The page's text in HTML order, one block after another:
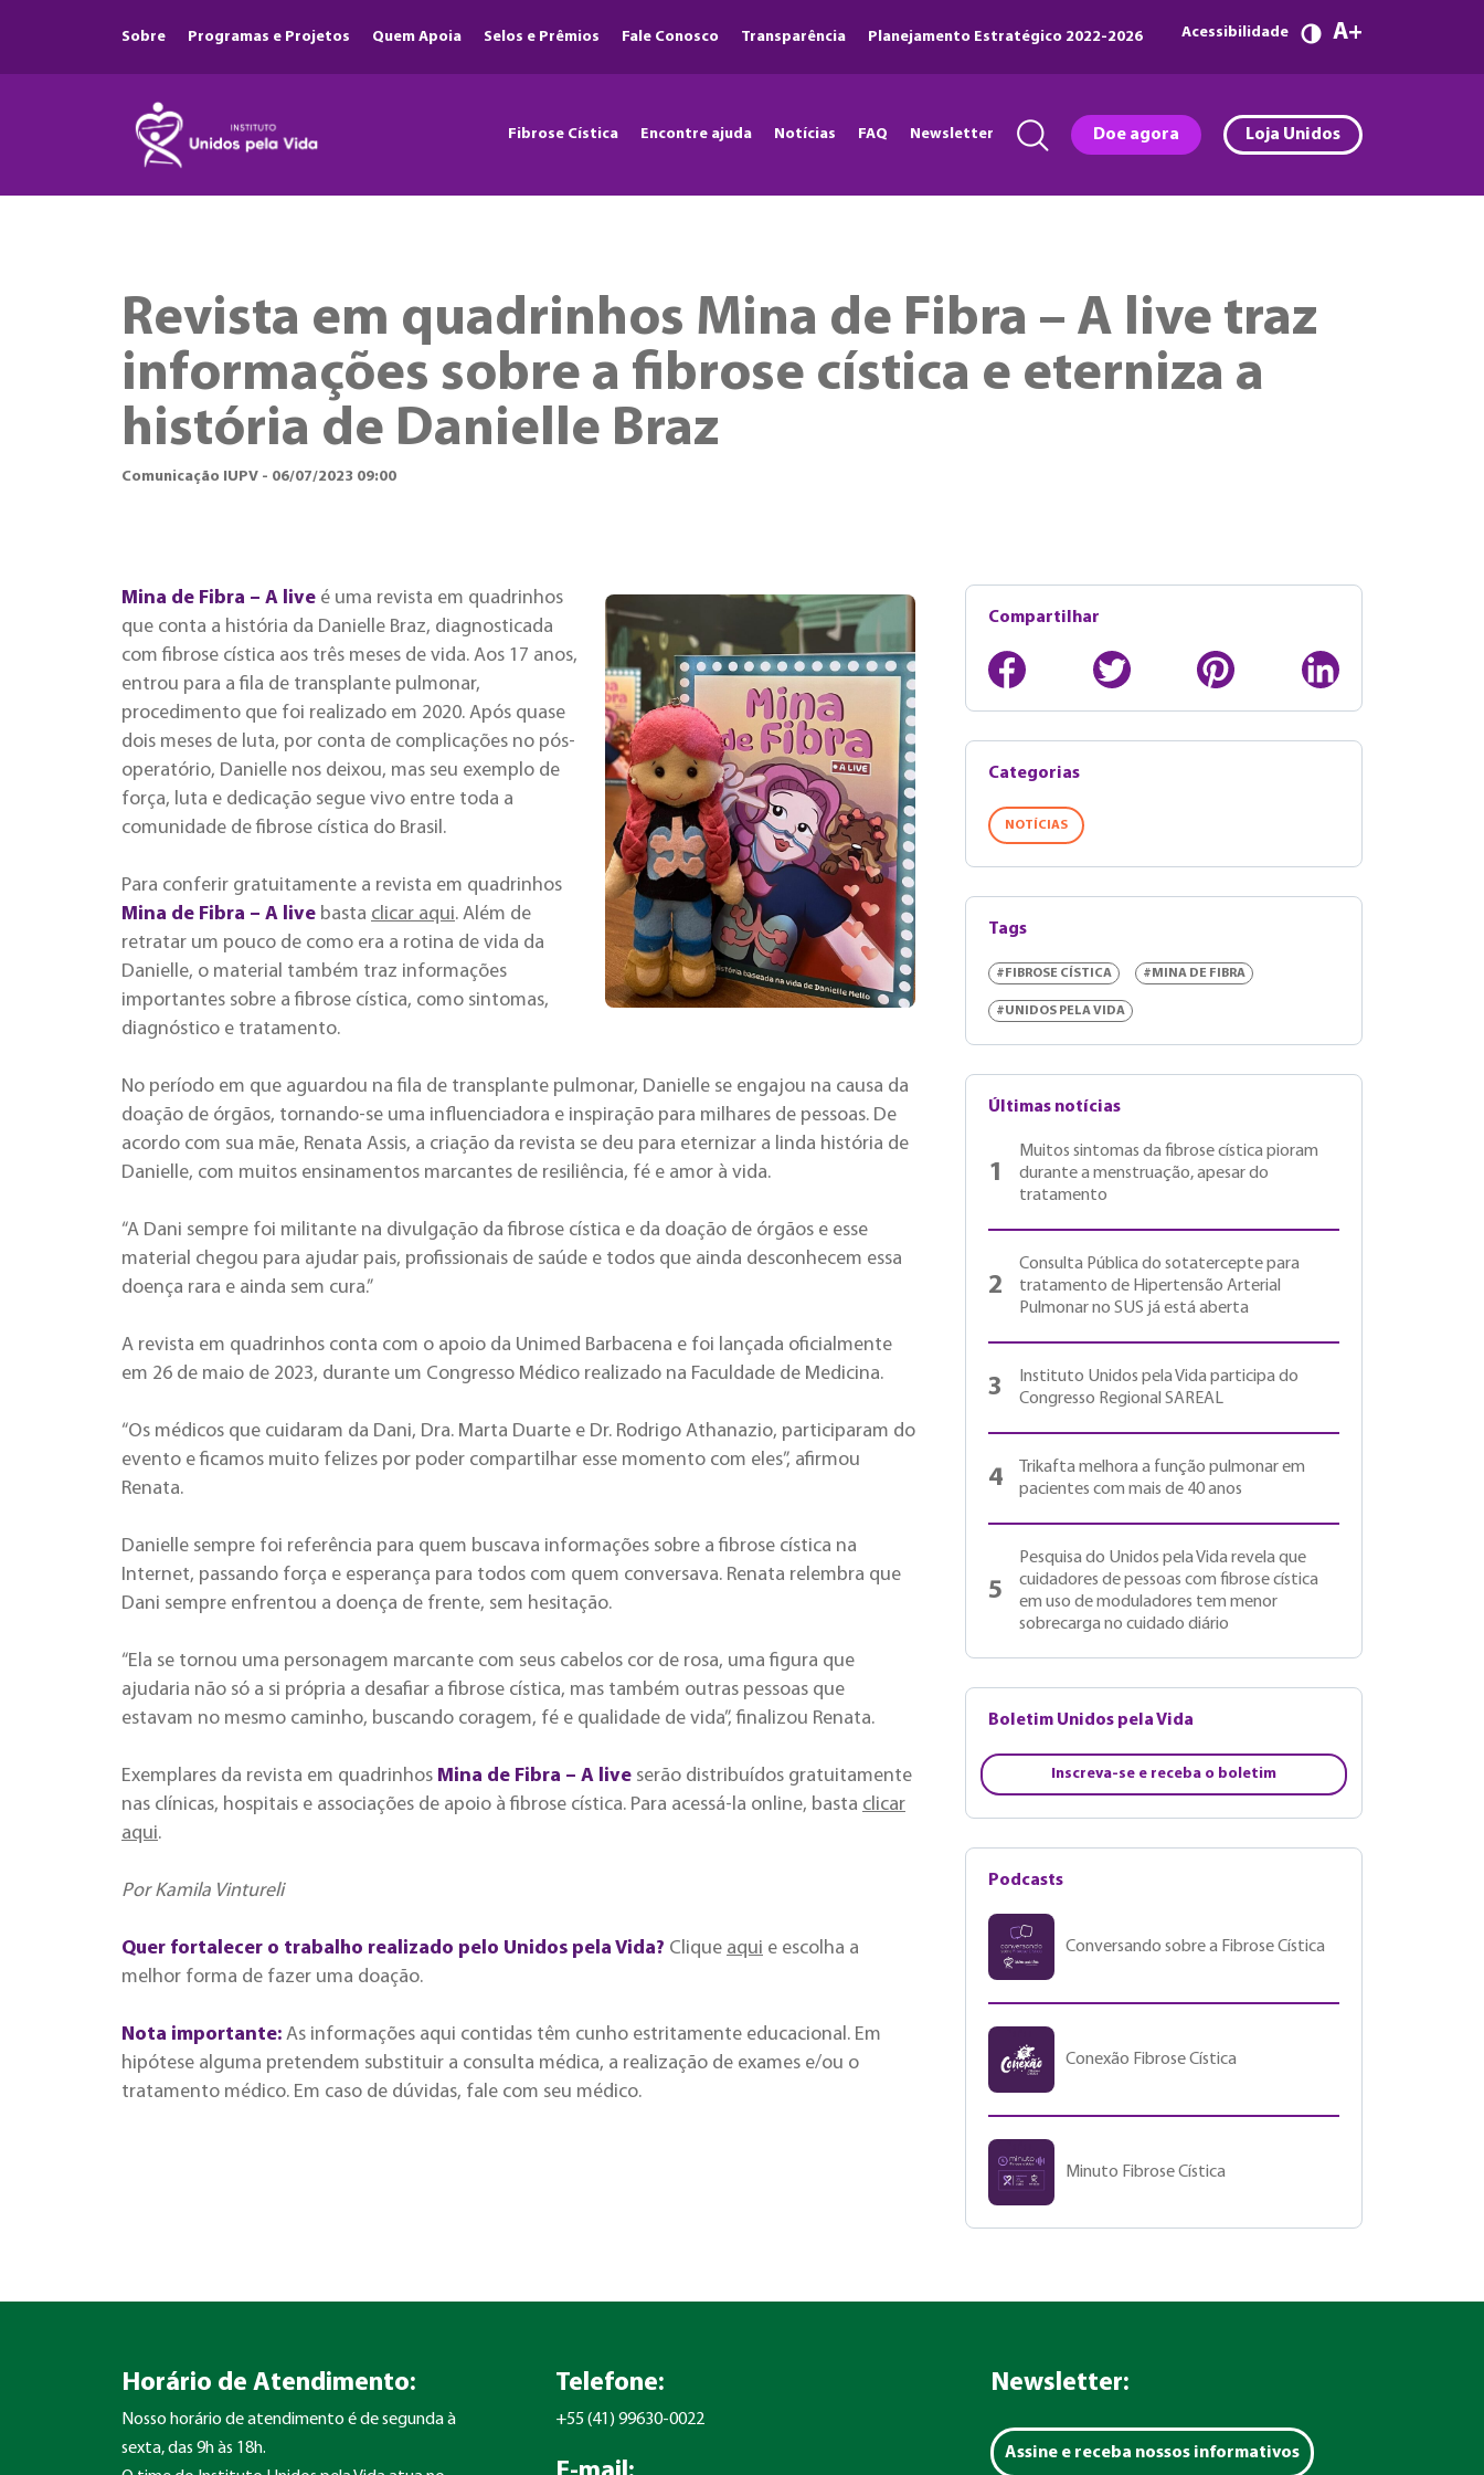
Sobre Programas e Projetos Quem Apoia Selos e Prêmios Fale Conosco Transparência Planejamento Estratégico 2022-2026 Acessibilidade A
Fibrose Cística Encontre ajuda Notícias FAQ Newsletter Doe agora Loja Unidos
Revista em quadrinhos Mina de Fibra – A live traz
informações sobre a fibrose cística e eterniza a
história de Danielle Braz
Comunicação IUPV - 06/07/2023 09:00
Mina de Fibra – A live é uma revista em quadrinhos
que conta a história da Danielle Braz, diagnosticada
com fibrose cística aos três meses de vida. Aos 17 anos,
entrou para a fila de transplante pulmonar,
procedimento que foi realizado em 2020. Após quase
dois meses de luta, por conta de complicações no pós-
operatório, Danielle nos deixou, mas seu exemplo de
força, luta e dedicação segue vivo entre toda a
comunidade de fibrose cística do Brasil.
Para conferir gratuitamente a revista em quadrinhos
Mina de Fibra – A live basta clicar aqui. Além de
retratar um pouco de como era a rotina de vida da
Danielle, o material também traz informações
importantes sobre a fibrose cística, como sintomas,
diagnóstico e tratamento.
No período em que aguardou na fila de transplante pulmonar, Danielle se engajou na causa da
doação de órgãos, tornando-se uma influenciadora e inspiração para milhares de pessoas. De
acordo com sua mãe, Renata Assis, a criação da revista se deu para eternizar a linda história de
Danielle, com muitos ensinamentos marcantes de resiliência, fé e amor à vida.
“A Dani sempre foi militante na divulgação da fibrose cística e da doação de órgãos e esse
material chegou para ajudar pais, profissionais de saúde e todos que ainda desconhecem essa
doença rara e ainda sem cura.”
A revista em quadrinhos conta com o apoio da Unimed Barbacena e foi lançada oficialmente
em 26 de maio de 2023, durante um Congresso Médico realizado na Faculdade de Medicina.
“Os médicos que cuidaram da Dani, Dra. Marta Duarte e Dr. Rodrigo Athanazio, participaram do
evento e ficamos muito felizes por poder compartilhar esse momento com eles”, afirmou
Renata.
Danielle sempre foi referência para quem buscava informações sobre a fibrose cística na
Internet, passando força e esperança para todos com quem conversava. Renata relembra que
Dani sempre enfrentou a doença de frente, sem hesitação.
“Ela se tornou uma personagem marcante com seus cabelos cor de rosa, uma figura que
ajudaria não só a si própria a desafiar a fibrose cística, mas também outras pessoas que
estavam no mesmo caminho, buscando coragem, fé e qualidade de vida”, finalizou Renata.
Exemplares da revista em quadrinhos Mina de Fibra – A live serão distribuídos gratuitamente
nas clínicas, hospitais e associações de apoio à fibrose cística. Para acessá-la online, basta clicar
aqui.
Por Kamila Vintureli
Quer fortalecer o trabalho realizado pelo Unidos pela Vida? Clique aqui e escolha a
melhor forma de fazer uma doação.
Nota importante: As informações aqui contidas têm cunho estritamente educacional. Em
hipótese alguma pretendem substituir a consulta médica, a realização de exames e/ou o
tratamento médico. Em caso de dúvidas, fale com seu médico.
Compartilhar
Categorias
NOTÍCIAS
Tags
#FIBROSE CÍSTICA #MINA DE FIBRA
#UNIDOS PELA VIDA
Últimas notícias
1
Muitos sintomas da fibrose cística pioram
durante a menstruação, apesar do
tratamento
2
Consulta Pública do sotatercepte para
tratamento de Hipertensão Arterial
Pulmonar no SUS já está aberta
3
Instituto Unidos pela Vida participa do
Congresso Regional SAREAL
4
Trikafta melhora a função pulmonar em
pacientes com mais de 40 anos
5
Pesquisa do Unidos pela Vida revela que
cuidadores de pessoas com fibrose cística
em uso de moduladores tem menor
sobrecarga no cuidado diário
Boletim Unidos pela Vida
Inscreva-se e receba o boletim
Podcasts
Conversando sobre a Fibrose Cística
Conexão Fibrose Cística
Minuto Fibrose Cística
Horário de Atendimento:
Nosso horário de atendimento é de segunda à
sexta, das 9h às 18h.
Telefone:
+55 (41) 99630-0022
Newsletter:
Assine e receba nossos informativos